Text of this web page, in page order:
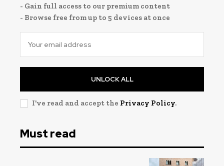
- Gain full access to our premium content
- Browse free from up to 5 devices at once
UNLOCK ALL
I've read and accept the Privacy Policy.
Must read